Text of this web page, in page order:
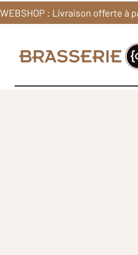
WEBSHOP : Livraison offerte à